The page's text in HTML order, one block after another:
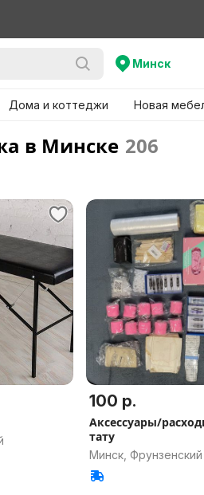
Минск
Дома и коттеджи Новая
в Минске 206
100 р.
Аксессуары/
тату
Минск, Фрунзенский